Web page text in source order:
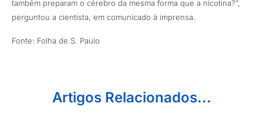
também preparam o cérebro da mesma forma que a nicotina?”,
perguntou a cientista, em comunicado à imprensa.
Fonte: Folha de S. Paulo
Artigos Relacionados...